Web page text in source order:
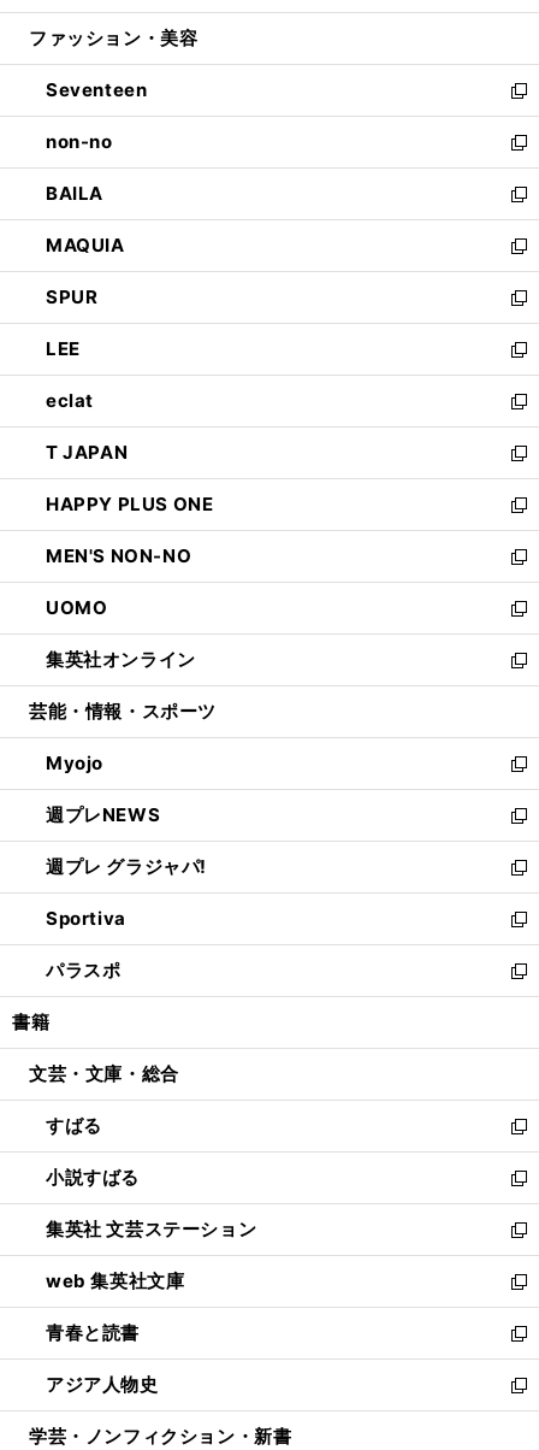
開
ウ
開
く
ン
ウ
で
開
く
ウ
ン
ド
ウ
で
開
く
ファッション・美容
Seventeen
新
し
い
ウ
ィ
ン
ド
ウ
で
開
く
non-no
新
し
い
ウ
ィ
ン
ド
ウ
で
開
く
BAILA
新
し
い
ウ
ィ
ン
ド
ウ
で
開
く
MAQUIA
新
し
い
ウ
ィ
ン
ド
ウ
で
開
く
SPUR
新
し
い
ウ
ィ
ン
ド
ウ
で
開
く
LEE
新
し
い
ウ
ィ
ン
ド
ウ
で
開
く
eclat
新
し
い
ウ
ィ
ン
ド
ウ
で
開
く
T JAPAN
新
し
い
ウ
ィ
ン
ド
ウ
で
開
HAPPY PLUS ONE
新
し
い
ウ
ィ
ン
ド
ウ
開
く
MEN'S NON-NO
新
し
い
ウ
ィ
ン
ウ
で
開
く
UOMO
新
し
い
ウ
ン
ド
ウ
で
開
く
集英社オンライン
新
し
ウ
ィ
ン
ド
ウ
で
開
く
芸能・情報・スポーツ
Myojo
新
し
い
ウ
ィ
ン
ド
ウ
で
開
週プレNEWS
新
し
い
ウ
ィ
ン
ド
ウ
開
週プレ グラジャパ!
新
し
い
ウ
ィ
ン
ウ
開
く
Sportiva
新
し
い
ウ
ン
ウ
で
開
く
パラスポ
新
し
ウ
ン
ド
ウ
で
開
く
書籍
文芸・文庫・総合
すばる
新
し
い
ウ
ィ
ン
ド
ウ
で
開
く
小説すばる
新
し
い
ウ
ィ
ン
ド
ウ
で
開
集英社 文芸ステーション
新
し
い
ウ
ィ
ン
ド
ウ
web 集英社文庫
新
し
い
ウ
ィ
ン
青春と読書
新
し
い
ウ
アジア人物史
新
し
学芸・ノンフィクション・新書